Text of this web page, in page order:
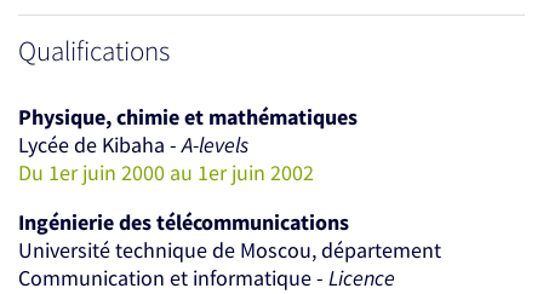
Qualifications
Physique, chimie et mathématiques
Lycée de Kibaha -A-levels
Du 1er juin 2000 au 1er juin 2002
Ingénierie des télécommunications
Université technique de Moscou, département
Communication et informatique - Licence